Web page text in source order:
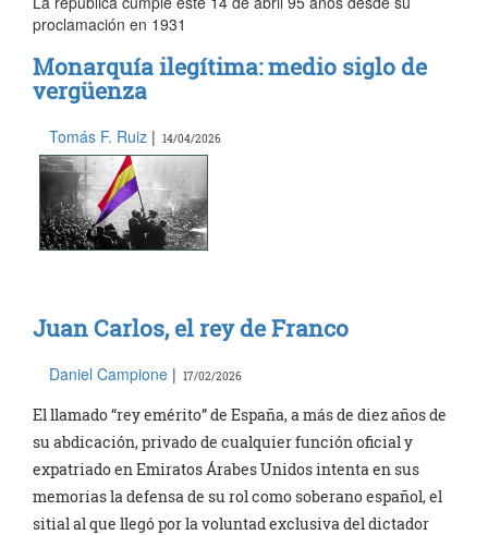
proclamación en 1931
Monarquía ilegítima: medio siglo de
vergüenza
Tomás F. Ruiz | 14/04/2026
Juan Carlos, el rey de Franco
Daniel Campione | 17/02/2026
El llamado “rey emérito” de España, a más de diez años de
su abdicación, privado de cualquier función oficial y
expatriado en Emiratos Árabes Unidos intenta en sus
memorias la defensa de su rol como soberano español, el
sitial al que llegó por la voluntad exclusiva del dictador